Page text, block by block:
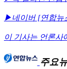
▶네이버 [연합뉴
이 기사는 언론사
주요